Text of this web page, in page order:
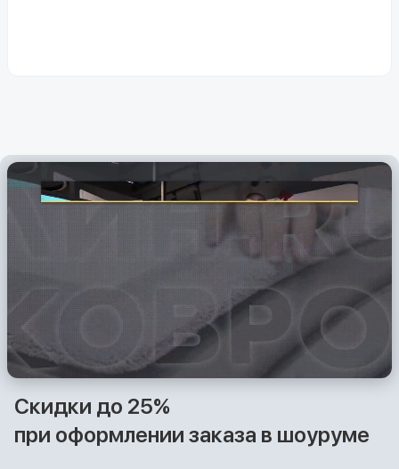
Скидки до 25%
при оформлении заказа в шоуруме